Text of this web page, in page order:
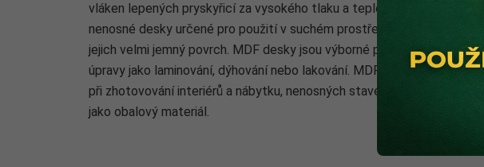
vláken lepených pryskyřicí za vysokého tlaku a teploty. MDF desky jsou
nenosné desky určené pro použití v suchém prostředí.
jejich velmi jemný povrch. MDF desky jsou výborné pro další povrchové
úpravy jako laminování, dýhování nebo lakování. MDF desky jsou
při zhotovování interiérů a nábytku, nenosných stavebních prvků a
jako obalový materiál.